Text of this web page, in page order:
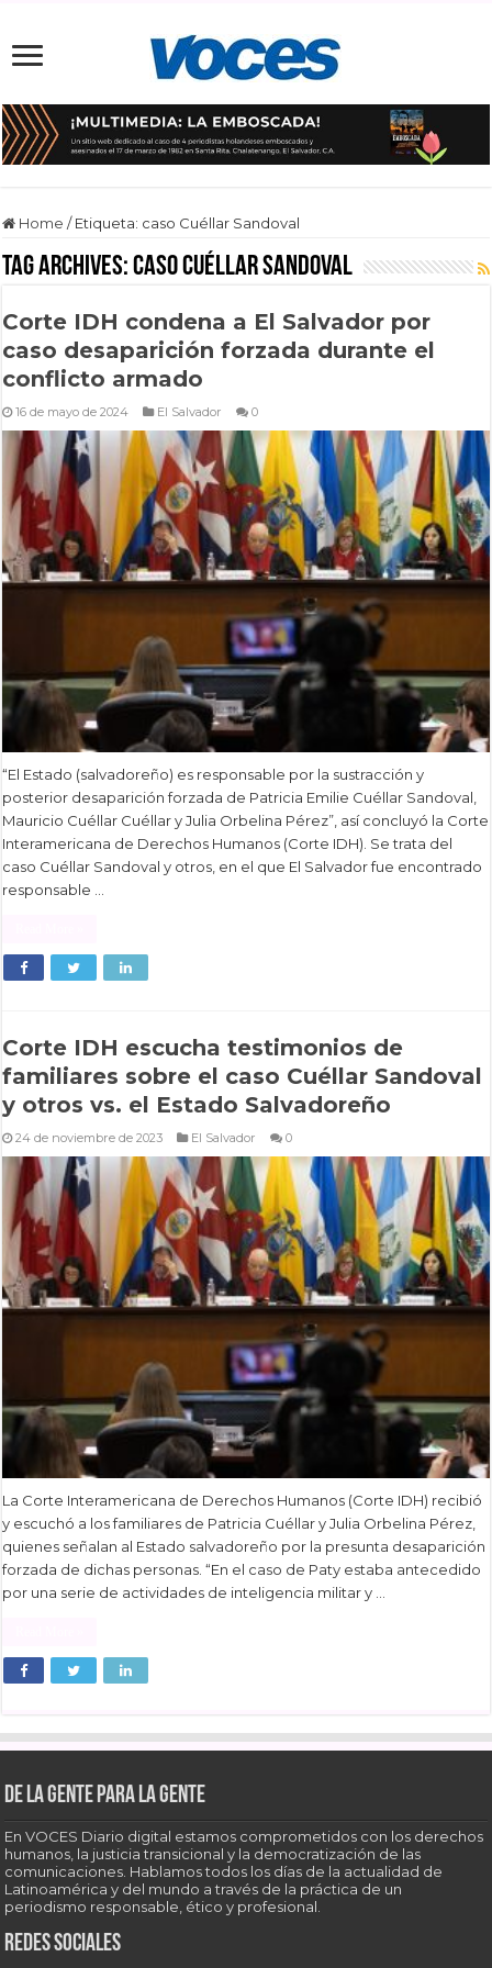
Home / Etiqueta: caso Cuéllar Sandoval
Tag Archives:caso Cuéllar Sandoval
Corte IDH condena a El Salvador por
caso desaparición forzada durante el
conflicto armado
16 de mayo de 2024 El Salvador 0
“El Estado (salvadoreño) es responsable por la sustracción y
posterior desaparición forzada de Patricia Emilie Cuéllar Sandoval,
Mauricio Cuéllar Cuéllar y Julia Orbelina Pérez”, así concluyó la Corte
Interamericana de Derechos Humanos (Corte IDH). Se trata del
caso Cuéllar Sandoval y otros, en el que El Salvador fue encontrado
responsable …
Corte IDH escucha testimonios de
familiares sobre el caso Cuéllar Sandoval
y otros vs. el Estado Salvadoreño
24 de noviembre de 2023 El Salvador 0
La Corte Interamericana de Derechos Humanos (Corte IDH) recibió
y escuchó a los familiares de Patricia Cuéllar y Julia Orbelina Pérez,
quienes señalan al Estado salvadoreño por la presunta desaparición
forzada de dichas personas. “En el caso de Paty estaba antecedido
por una serie de actividades de inteligencia militar y …
De la gente para la gente
En VOCES Diario digital estamos comprometidos con los derechos
humanos, la justicia transicional y la democratización de las
comunicaciones. Hablamos todos los días de la actualidad de
Latinoamérica y del mundo a través de la práctica de un
periodismo responsable, ético y profesional.
Redes sociales